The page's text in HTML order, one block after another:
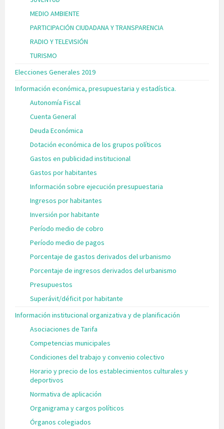
MEDIO AMBIENTE
PARTICIPACIÓN CIUDADANA Y TRANSPARENCIA
RADIO Y TELEVISIÓN
TURISMO
Elecciones Generales 2019
Información económica, presupuestaria y estadística.
Autonomía Fiscal
Cuenta General
Deuda Económica
Dotación económica de los grupos políticos
Gastos en publicidad institucional
Gastos por habitantes
Información sobre ejecución presupuestaria
Ingresos por habitantes
Inversión por habitante
Período medio de cobro
Período medio de pagos
Porcentaje de gastos derivados del urbanismo
Porcentaje de ingresos derivados del urbanismo
Presupuestos
Superávit/déficit por habitante
Información institucional organizativa y de planificación
Asociaciones de Tarifa
Competencias municipales
Condiciones del trabajo y convenio colectivo
Horario y precio de los establecimientos culturales y
deportivos
Normativa de aplicación
Organigrama y cargos políticos
Órganos colegiados